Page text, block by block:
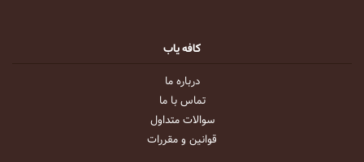
کافه یاب
درباره ما
تماس با ما
سوالات متداول
قوانین و مقررات